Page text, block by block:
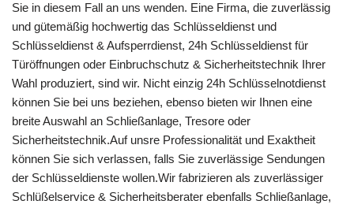
Sie in diesem Fall an uns wenden. Eine Firma, die zuverlässig
und gütemäßig hochwertig das Schlüsseldienst und
Schlüsseldienst & Aufsperrdienst, 24h Schlüsseldienst für
Türöffnungen oder Einbruchschutz & Sicherheitstechnik Ihrer
Wahl produziert, sind wir. Nicht einzig 24h Schlüsselnotdienst
können Sie bei uns beziehen, ebenso bieten wir Ihnen eine
breite Auswahl an Schließanlage, Tresore oder
Sicherheitstechnik.Auf unsre Professionalität und Exaktheit
können Sie sich verlassen, falls Sie zuverlässige Sendungen
der Schlüsseldienste wollen.Wir fabrizieren als zuverlässiger
Schlüßelservice & Sicherheitsberater ebenfalls Schließanlage,